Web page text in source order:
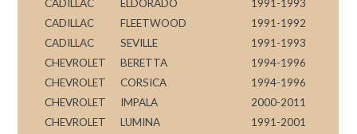
CADILLAC
ELDORADO
1991-1993
CADILLAC
FLEETWOOD
1991-1992
CADILLAC
SEVILLE
1991-1993
CHEVROLET
BERETTA
1994-1996
CHEVROLET
CORSICA
1994-1996
CHEVROLET
IMPALA
2000-2011
CHEVROLET
LUMINA
1991-2001